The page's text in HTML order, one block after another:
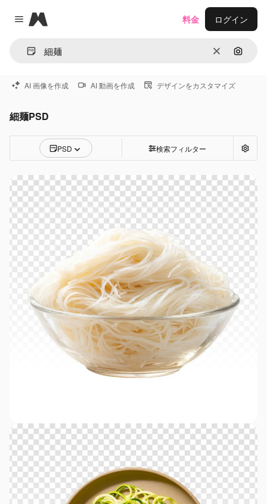
Close menu
Magnific
消去 画像で
料金 ログイン
AI 画像を作成 AI 動画を作成 デザインをカスタマイズ
細麺PSD
PSD 検索フィルター